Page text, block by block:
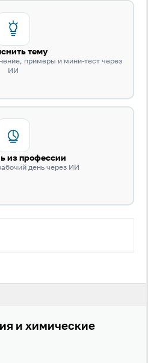
тему
примеры и мини-тест через
ИИ
из профессии
день через ИИ
и химические